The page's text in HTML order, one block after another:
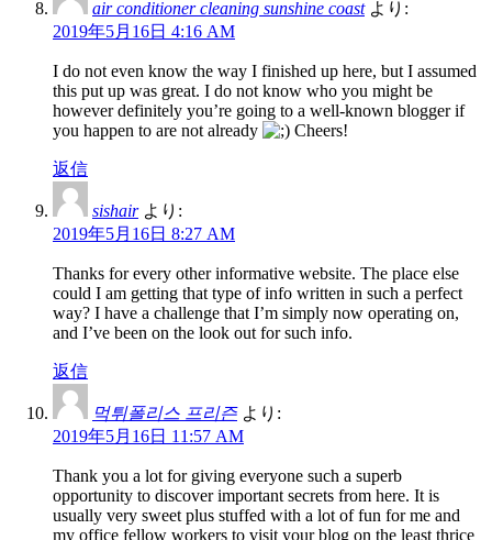
air conditioner cleaning sunshine coast より:
2019年5月16日 4:16 AM
I do not even know the way I finished up here, but I assumed
this put up was great. I do not know who you might be
however definitely you’re going to a well-known blogger if
you happen to are not already
Cheers!
返信
sishair より:
2019年5月16日 8:27 AM
Thanks for every other informative website. The place else
could I am getting that type of info written in such a perfect
way? I have a challenge that I’m simply now operating on,
and I’ve been on the look out for such info.
返信
먹튀폴리스 프리즌 より:
2019年5月16日 11:57 AM
Thank you a lot for giving everyone such a superb
opportunity to discover important secrets from here. It is
usually very sweet plus stuffed with a lot of fun for me and
my office fellow workers to visit your blog on the least thrice